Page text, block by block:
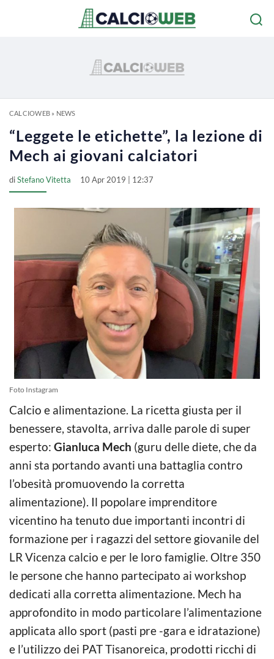
CALCIOWEB» NEWS
“Leggete le etichette”, la lezione di
Mech ai giovani calciatori
diStefano Vitetta 10 Apr 2019 | 12:37
Foto Instagram
Calcio e alimentazione. La ricetta giusta per il
benessere, stavolta, arriva dalle parole di super
esperto: Gianluca Mech (guru delle diete, che da
anni sta portando avanti una battaglia contro
l’obesità promuovendo la corretta
alimentazione). Il popolare imprenditore
vicentino ha tenuto due importanti incontri di
formazione per i ragazzi del settore giovanile del
LR Vicenza calcio e per le loro famiglie. Oltre 350
le persone che hanno partecipato ai workshop
dedicati alla corretta alimentazione. Mech ha
approfondito in modo particolare l’alimentazione
applicata allo sport (pasti pre -gara e idratazione)
e l’utilizzo dei PAT Tisanoreica, prodotti ricchi di